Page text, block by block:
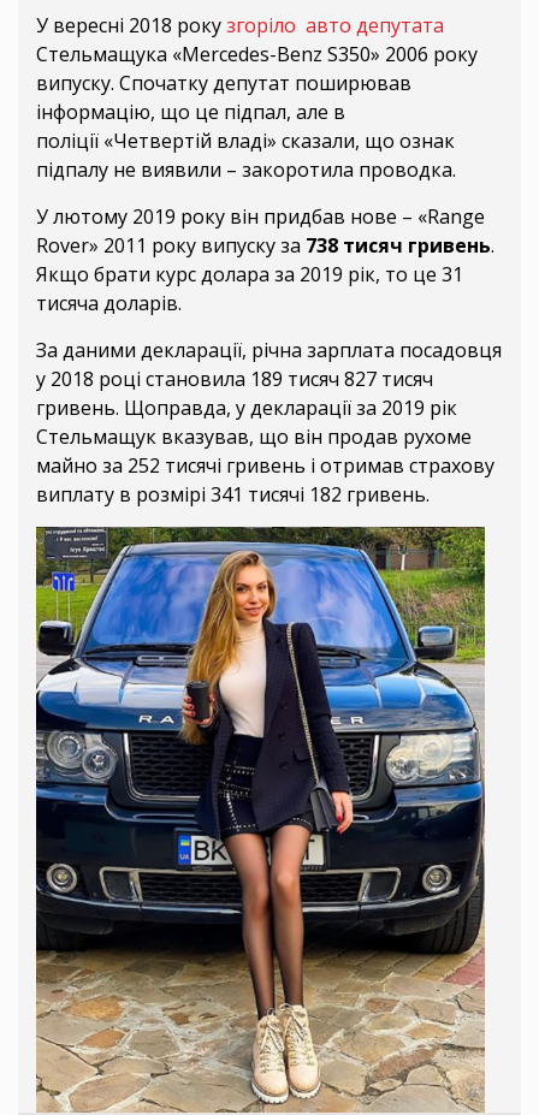
У вересні 2018 рокузгоріло авто депутата
Стельмащука «Mercedes-Benz S350» 2006 року
випуску. Спочатку депутат поширював
інформацію, що це підпал, але в
поліції «Четвертій владі» сказали, що ознак
підпалу не виявили – закоротила проводка.
У лютому 2019 року він придбав нове – «Range
Rover» 2011 року випуску за 738 тисяч гривень.
Якщо брати курс долара за 2019 рік, то це 31
тисяча доларів.
За даними декларації, річна зарплата посадовця
у 2018 році становила 189 тисяч 827 тисяч
гривень. Щоправда, у декларації за 2019 рік
Стельмащук вказував, що він продав рухоме
майно за 252 тисячі гривень і отримав страхову
виплату в розмірі 341 тисячі 182 гривень.